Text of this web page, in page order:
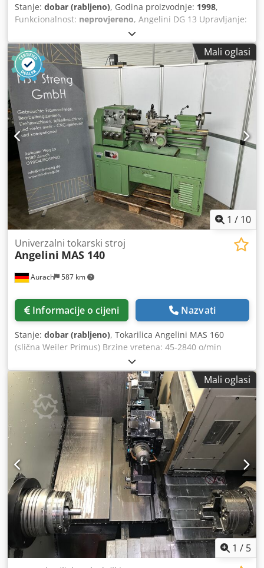
Stanje: dobar (rabljeno), Godina proizvodnje: 1998,
Funkcionalnost: neprovjereno, Angelini DG 13 Upravljanje:
Fanuc OT/C Godina proizvodnje: 1998. Brzina vrtnje: 3.000
o/min Sustav za odvođenje strugotine Revolver za alate: 12
pozicija i pogonski alati VDI40 Dokumentacija i izvoz
mogući uz nadoplatu. Crsdpfx Adozhikretef Moguća je
inspekcija stroja pod naponom. Rado ćemo vam poslati
dodatne informacije ili dogovoriti inspekciju na licu mjesta.
Mali oglasi
1 / 10
Aurach 587 km
Univerzalni tokarski stroj
Angelini MAS 140
Informacije o cijeni Nazvati
Stanje: dobar (rabljeno), Tokarilica Angelini MAS 160
(slična Weiler Primus) Brzine vretena: 45-2840 o/min
Trostanično stezno tijelo: 140 mm Prolaz vretena: cca 35
mm Konjić MK3 Razmak između vrhova: 500 mm Visina
vrha: cca 140 mm Uređaj za hlađenje 2 držača alata i razni
pribor (plava kutija) Stroj je ispitan i radi besprijekorno.
Crjdpfxjy Ryrho Adtjf
Mali oglasi
1 / 5